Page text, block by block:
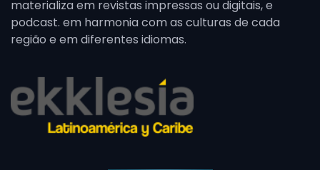
materializa em revistas impressas ou digitais, e
podcast. em harmonia com as culturas de cada
região e em diferentes idiomas.